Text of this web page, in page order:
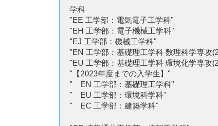
学科
"EE 工学部：電気電子工学科"
"EH 工学部：電子機械工学科"
"EJ 工学部：機械工学科"
"EN 工学部：基礎理工学科 数理科学専攻
"EU 工学部：基礎理工学科 環境化学専攻
"【2023年度までの入学生】"
" EN 工学部：基礎理工学科"
" EU 工学部：環境科学科"
" EC 工学部：建築学科"